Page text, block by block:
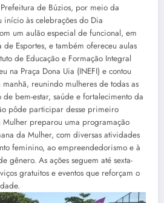
de Búzios, por meio da
início às celebrações do Dia
um aulão especial de funcional, em
Esportes, e também ofereceu aulas
de Educação e Formação Integral
na Praça Dona Uia (INEFI) e contou
reunindo mulheres de todas as
bem-estar, saúde e fortalecimento da
pôde participar desse primeiro
Mulher preparou uma programação
da Mulher, com diversas atividades
feminino, ao empreendedorismo e à
gênero. As ações seguem até sexta-
gratuitos e eventos que reforçam o